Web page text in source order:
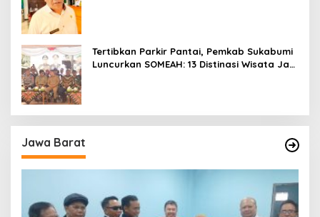
Tertibkan Parkir Pantai, Pemkab Sukabumi
Luncurkan SOMEAH: 13 Distinasi Wisata Jadi
Jawa Barat